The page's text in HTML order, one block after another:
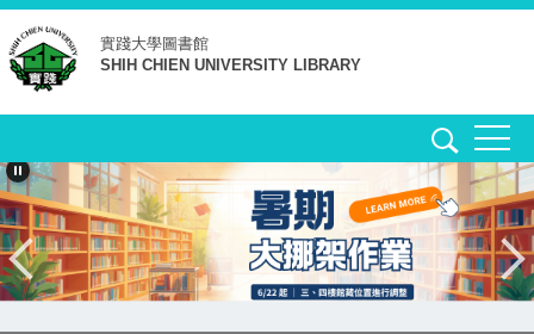
跳
到
主
要
容
區
實踐大學圖書館
SHIH CHIEN UNIVERSITY LIBRARY